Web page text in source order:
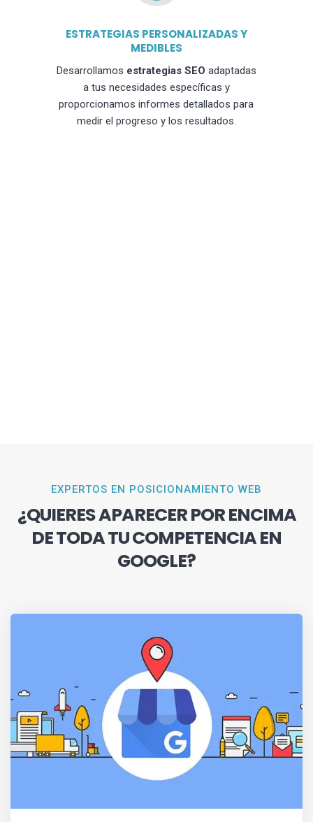
ESTRATEGIAS PERSONALIZADAS Y
MEDIBLES
Desarrollamos estrategias SEO adaptadas
a tus necesidades específicas y
proporcionamos informes detallados para
medir el progreso y los resultados.
EXPERTOS EN POSICIONAMIENTO WEB
¿QUIERES APARECER POR ENCIMA
DE TODA TU COMPETENCIA EN
GOOGLE?